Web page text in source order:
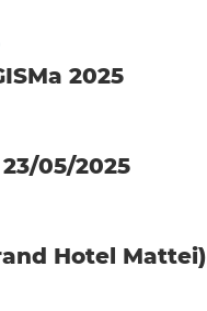
2025
05/2025
Hotel Mattei)